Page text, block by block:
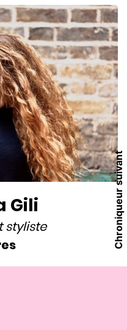
Gili
styliste
Chroniqueur suivant